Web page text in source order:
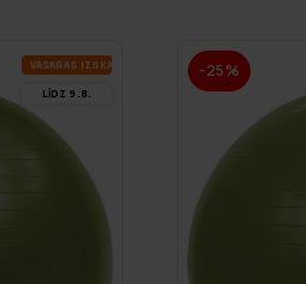
VA­SA­RAS IZ­SKA­ŅA
LĪDZ 9.8.
-25%